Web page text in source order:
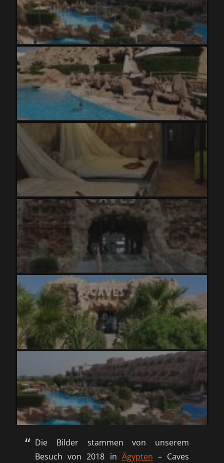
Die Bilder stammen von unserem
Besuch von 2018 in Ägypten – Caves